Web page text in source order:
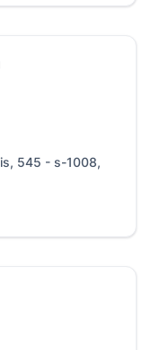
545 - s-1008,